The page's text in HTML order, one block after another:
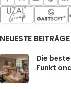
NEUESTE BEITRÄGE
Die